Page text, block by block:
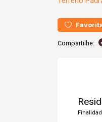
Compartilhe: